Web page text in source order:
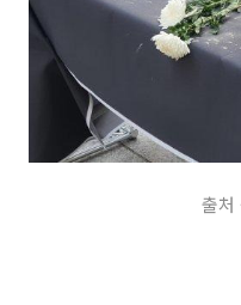
출처